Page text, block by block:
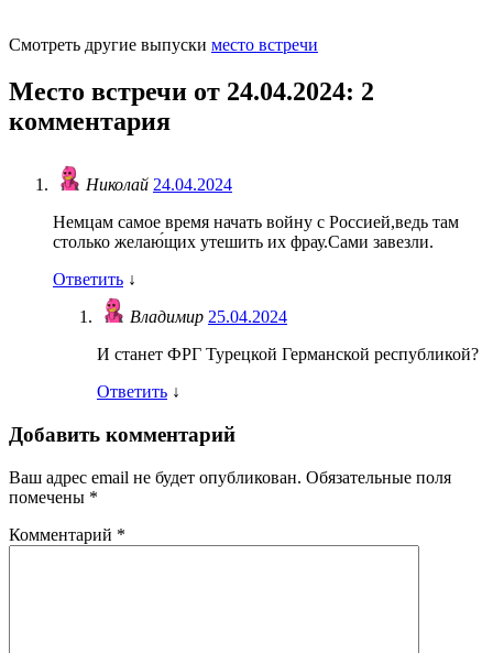
Смотреть другие выпуски место встречи
Место встречи от 24.04.2024: 2
комментария
Николай 24.04.2024
Немцам самое время начать войну с Россией,ведь там
столько желаю́щих утешить их фрау.Сами завезли.
Ответить ↓
Владимир 25.04.2024
И станет ФРГ Турецкой Германской республикой?
Ответить ↓
Добавить комментарий
Ваш адрес email не будет опубликован. Обязательные поля
помечены *
Комментарий *